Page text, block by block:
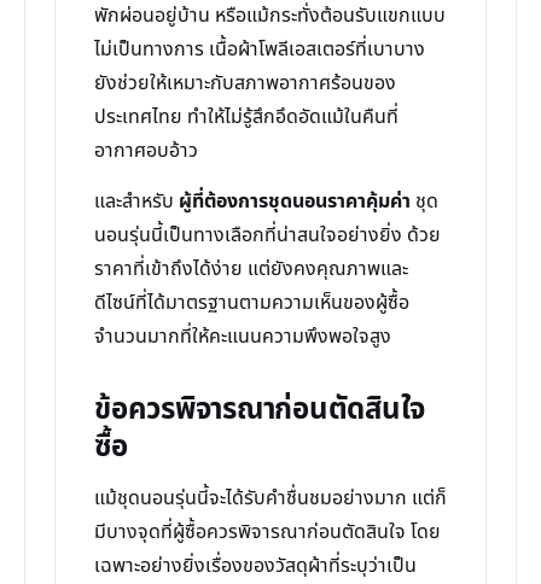
พักผ่อนอยู่บ้าน หรือแม้กระทั่งต้อนรับแขกแบบ
ไม่เป็นทางการ เนื้อผ้าโพลีเอสเตอร์ที่เบาบาง
ยังช่วยให้เหมาะกับสภาพอากาศร้อนของ
ประเทศไทย ทำให้ไม่รู้สึกอึดอัดแม้ในคืนที่
อากาศอบอ้าว
และสำหรับ ผู้ที่ต้องการชุดนอนราคาคุ้มค่า ชุด
นอนรุ่นนี้เป็นทางเลือกที่น่าสนใจอย่างยิ่ง ด้วย
ราคาที่เข้าถึงได้ง่าย แต่ยังคงคุณภาพและ
ดีไซน์ที่ได้มาตรฐานตามความเห็นของผู้ซื้อ
จำนวนมากที่ให้คะแนนความพึงพอใจสูง
ข้อควรพิจารณาก่อนตัดสินใจ
ซื้อ
แม้ชุดนอนรุ่นนี้จะได้รับคำชื่นชมอย่างมาก แต่ก็
มีบางจุดที่ผู้ซื้อควรพิจารณาก่อนตัดสินใจ โดย
เฉพาะอย่างยิ่งเรื่องของวัสดุผ้าที่ระบุว่าเป็น